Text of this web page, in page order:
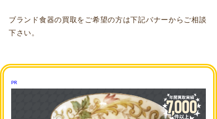
ブランド食器の買取をご希望の方は下記バナーからご相談
下さい。
PR